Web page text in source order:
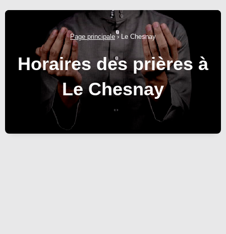
Page principale› Le Chesnay
Horaires des prières à
Le Chesnay